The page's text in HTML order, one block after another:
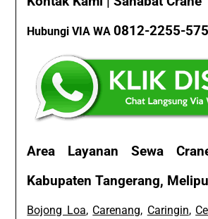
Hubungi VIA WA0812-2255-
Area Layanan Sewa
Kabupaten Tangerang,
Bojong Loa, Carenang, Caringin,